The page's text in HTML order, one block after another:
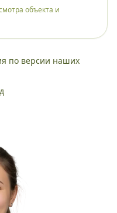
объекта и
по версии наших